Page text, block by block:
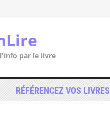
par le livre
RÉFÉRENCEZ VOS LIVRES